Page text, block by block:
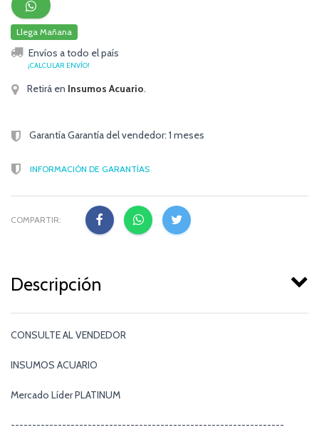
Llega Mañana
Envíos a todo el país
¡CALCULAR ENVÍO!
Retirá en Insumos Acuario.
Garantía Garantía del vendedor: 1 meses
INFORMACIÓN DE GARANTÍAS
COMPARTIR:
Descripción
CONSULTE AL VENDEDOR
INSUMOS ACUARIO
Mercado Líder PLATINUM
----------------------------------------------------------------